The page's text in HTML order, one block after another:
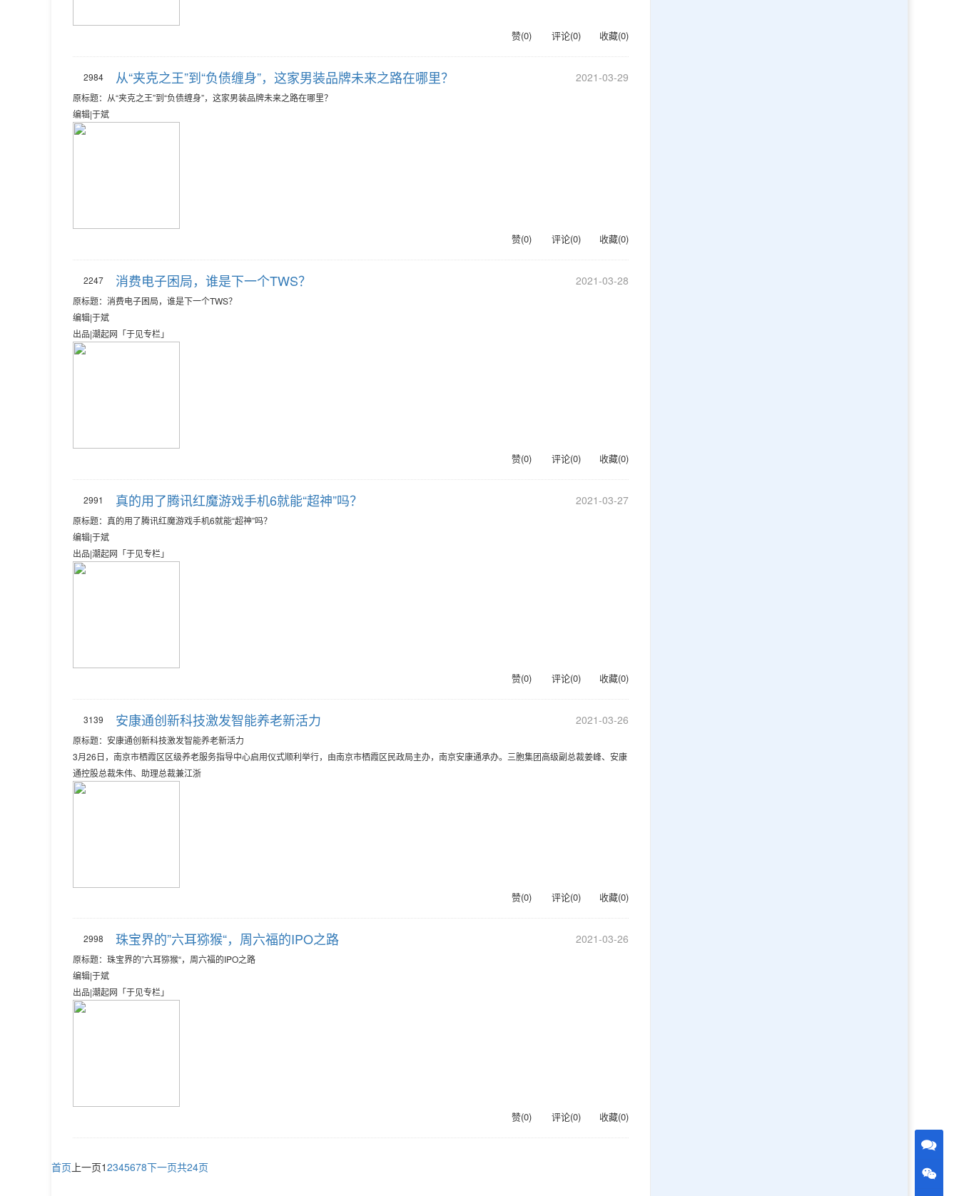
赞(0) 评论(0) 收藏(0)
2984 从“夹克之王”到“负债缠身”，这家男装品牌未来之路在哪里？ 2021-03-29
原标题：从“夹克之王”到“负债缠身”，这家男装品牌未来之路在哪里？
编辑|于斌
赞(0) 评论(0) 收藏(0)
2247 消费电子困局，谁是下一个TWS？ 2021-03-28
原标题：消费电子困局，谁是下一个TWS？
编辑|于斌
出品|潮起网「于见专栏」
赞(0) 评论(0) 收藏(0)
2991 真的用了腾讯红魔游戏手机6就能“超神”吗？ 2021-03-27
原标题：真的用了腾讯红魔游戏手机6就能“超神”吗？
编辑|于斌
出品|潮起网「于见专栏」
赞(0) 评论(0) 收藏(0)
3139 安康通创新科技激发智能养老新活力 2021-03-26
原标题：安康通创新科技激发智能养老新活力
3月26日，南京市栖霞区区级养老服务指导中心启用仪式顺利举行，由南京市栖霞区民政局主办，南京安康通承办。三胞集团高级副总裁姜峰、安康
通控股总裁朱伟、助理总裁兼江浙
赞(0) 评论(0) 收藏(0)
2998 珠宝界的”六耳猕猴“，周六福的IPO之路 2021-03-26
原标题：珠宝界的”六耳猕猴“，周六福的IPO之路
编辑|于斌
出品|潮起网「于见专栏」
赞(0) 评论(0) 收藏(0)
首页 上一页12345678下一页共24页